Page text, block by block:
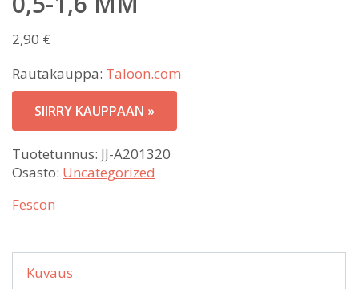
2,90 €
Rautakauppa: Taloon.com
SIIRRY KAUPPAAN »
Tuotetunnus: JJ-A201320
Osasto: Uncategorized
Fescon
Kuvaus